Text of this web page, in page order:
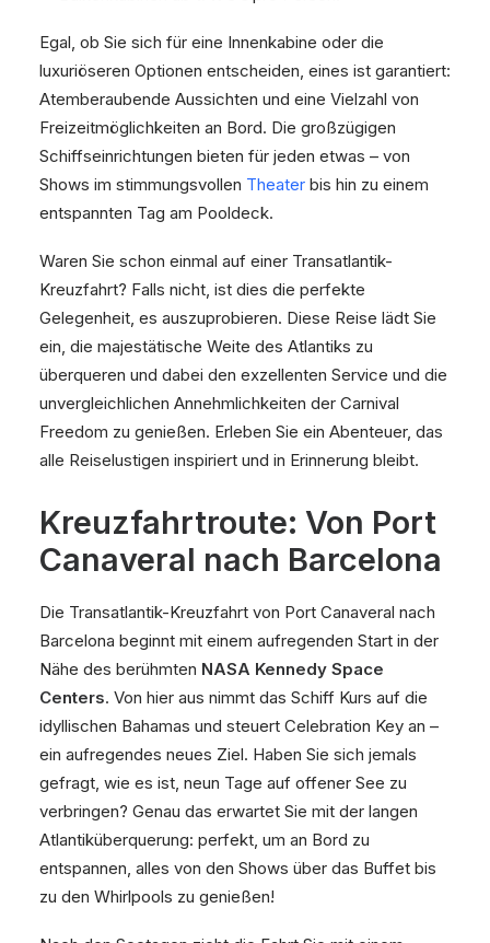
Egal, ob Sie sich für eine Innenkabine oder die
luxuriöseren Optionen entscheiden, eines ist garantiert:
Atemberaubende Aussichten und eine Vielzahl von
Freizeitmöglichkeiten an Bord. Die großzügigen
Schiffseinrichtungen bieten für jeden etwas – von
Shows im stimmungsvollen Theater bis hin zu einem
entspannten Tag am Pooldeck.
Waren Sie schon einmal auf einer Transatlantik-
Kreuzfahrt? Falls nicht, ist dies die perfekte
Gelegenheit, es auszuprobieren. Diese Reise lädt Sie
ein, die majestätische Weite des Atlantiks zu
überqueren und dabei den exzellenten Service und die
unvergleichlichen Annehmlichkeiten der Carnival
Freedom zu genießen. Erleben Sie ein Abenteuer, das
alle Reiselustigen inspiriert und in Erinnerung bleibt.
Kreuzfahrtroute: Von Port
Canaveral nach Barcelona
Die Transatlantik-Kreuzfahrt von Port Canaveral nach
Barcelona beginnt mit einem aufregenden Start in der
Nähe des berühmten NASA Kennedy Space
Centers. Von hier aus nimmt das Schiff Kurs auf die
idyllischen Bahamas und steuert Celebration Key an –
ein aufregendes neues Ziel. Haben Sie sich jemals
gefragt, wie es ist, neun Tage auf offener See zu
verbringen? Genau das erwartet Sie mit der langen
Atlantiküberquerung: perfekt, um an Bord zu
entspannen, alles von den Shows über das Buffet bis
zu den Whirlpools zu genießen!